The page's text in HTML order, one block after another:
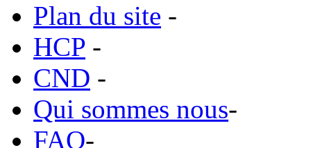
Plan du site -
HCP -
CND -
Qui sommes nous-
FAQ-